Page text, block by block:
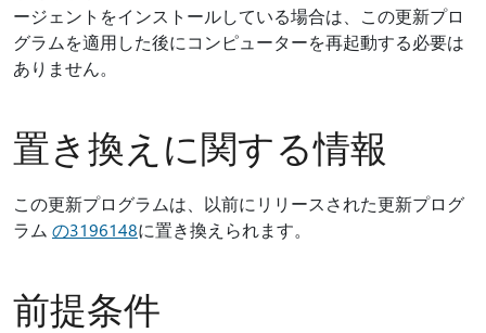
ージェントをインストールしている場合は、この更新プロ
グラムを適用した後にコンピューターを再起動する必要は
ありません。
置き換えに関する情報
この更新プログラムは、以前にリリースされた更新プログ
ラム の3196148に置き換えられます。
前提条件